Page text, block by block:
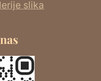
slika